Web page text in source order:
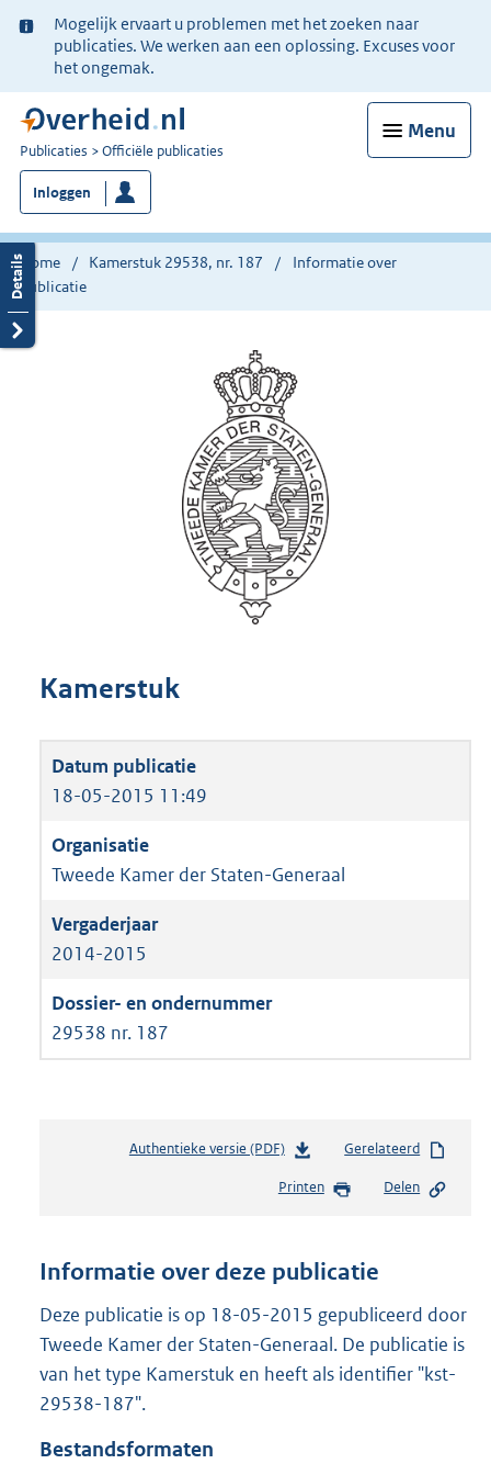
Ter
informatie:
Mogelijk ervaart u problemen met het zoeken naar
publicaties. We werken aan een oplossing. Excuses voor
het ongemak.
Menu
U
bent
nu
hier:
Publicaties Officiële publicaties
Inloggen
Home Kamerstuk 29538, nr. 187
Informatie over
publicatie
Kamerstuk
18-05-2015 11:49
Tweede Kamer der Staten-Generaal
2014-2015
29538 nr. 187
Authentieke versie (PDF)b
s
n
s
r
o
Gerelateerd
Printen Delen
Informatie over deze publicatie
Deze publicatie is op 18-05-2015 gepubliceerd door
Tweede Kamer der Staten-Generaal. De publicatie is
van het type Kamerstuk en heeft als identifier "kst-
29538-187".
Bestandsformaten